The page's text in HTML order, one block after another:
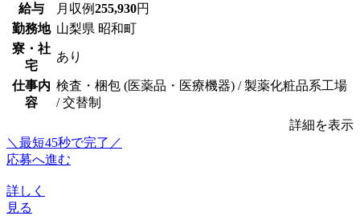
給与 月収例255,930円
勤務地 山梨県 昭和町
寮・社
宅
あり
仕事内
容
検査・梱包 (医薬品・医療機器) / 製薬化粧品系工場
/ 交替制
詳細を表示
＼最短45秒で完了／
応募へ進む
詳しく
見る